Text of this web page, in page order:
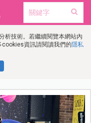
析技術。若繼續閱覽本網站內
資訊請閱讀我們的隱私